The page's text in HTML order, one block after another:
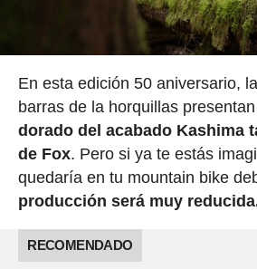
En esta edición 50 aniversario,
barras de la horquillas
dorado del acabado Kashima
de Fox. Pero si ya te estás
quedaría en tu mountain bike
producción será muy
RECOMENDADO